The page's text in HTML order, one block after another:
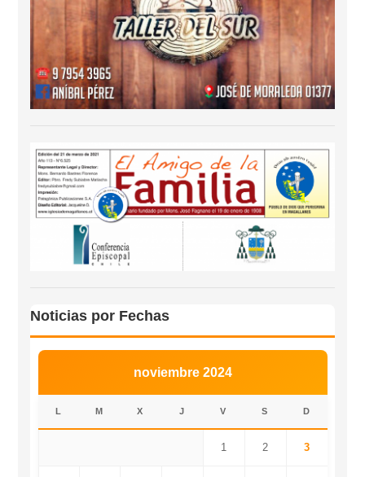
Noticias por Fechas
noviembre 2024
L M X J V S D
1 2 3